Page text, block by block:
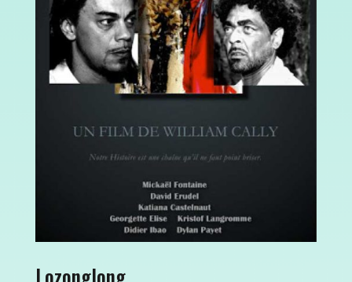
Lozonglong